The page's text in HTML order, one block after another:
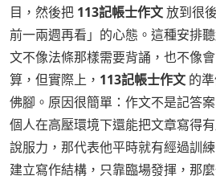
目，然後把 113記帳士作文放到很
前一兩週再看」的心態。這種安排
文不像法條那樣需要背誦，也不像
算，但實際上， 113記帳士作文 的
佛腳。原因很簡單：作文不是記答
個人在高壓環境下還能把文章寫得
說服力，那代表他平時就有經過訓
建立寫作結構，只靠臨場發揮，那